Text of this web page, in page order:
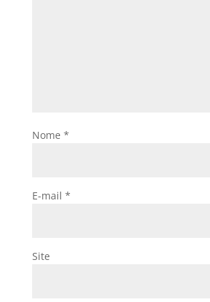
Nome *
E-mail *
Site